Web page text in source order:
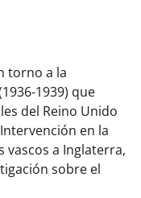
torno a la
1939) que
del Reino Unido
en la
vascos a Inglaterra,
sobre el